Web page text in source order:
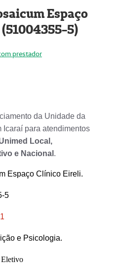
Espaço
5)
prestador
da Unidade da
para atendimentos
Local,
e Nacional .
Espaço Clínico Eireli.
5
e Psicologia.
Eletivo